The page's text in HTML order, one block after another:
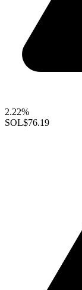
2.22%
SOL$76.19